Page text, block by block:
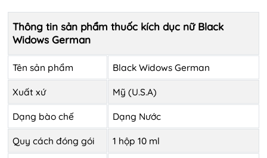
Thông tin sản phẩm thuốc kích dục nữ Black
Widows German
Tên sản phẩm Black Widows German
Xuất xứ Mỹ (U.S.A)
Dạng bào chế Dạng Nước
Quy cách đóng gói 1 hộp 10 ml